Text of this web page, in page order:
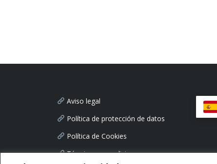
Aviso legal
Política de protección de datos
Política de Cookies
Términos y condiciones